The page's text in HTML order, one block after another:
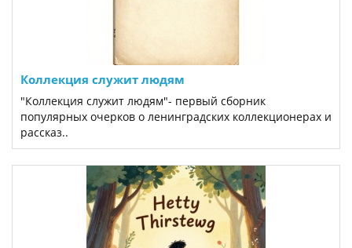
Коллекция служит людям
"Коллекция служит людям"- первый сборник
популярных очерков о ленинградских коллекционерах и
рассказ..